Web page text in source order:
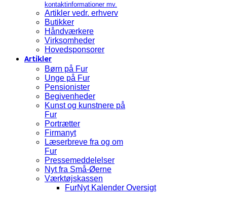
kontaktinformationer mv.
Artikler vedr. erhverv
Butikker
Håndværkere
Virksomheder
Hovedsponsorer
Artikler
Børn på Fur
Unge på Fur
Pensionister
Begivenheder
Kunst og kunstnere på
Fur
Portrætter
Firmanyt
Læserbreve fra og om
Fur
Pressemeddelelser
Nyt fra Små-Øerne
Værktøjskassen
FurNyt Kalender Oversigt